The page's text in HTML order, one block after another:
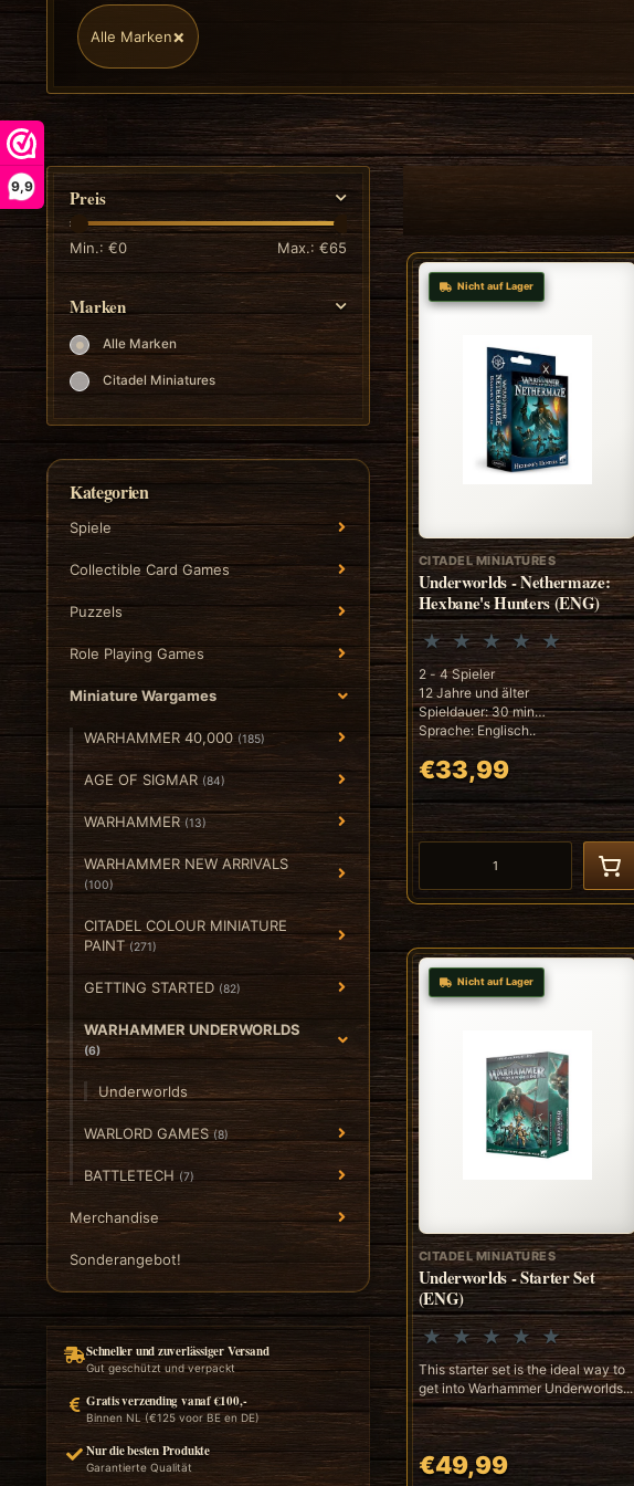
9,9
Alle Marken×
Preis
Min.: €0 Max.: €65
Marken
Alle Marken
Citadel Miniatures
Kategorien
Spiele
Collectible Card Games
Puzzels
Role Playing Games
Miniature Wargames
WARHAMMER 40,000(185)
AGE OF SIGMAR (84)
WARHAMMER (13)
WARHAMMER NEW ARRIVALS
(100)
CITADEL COLOUR MINIATURE
PAINT (271)
GETTING STARTED (82)
WARHAMMER UNDERWORLDS
(6)
Underworlds
WARLORD GAMES(8)
BATTLETECH (7)
Merchandise
Sonderangebot!
Schneller und zuverlässiger Versand
Gut geschützt und verpackt
Gratis verzending vanaf €100,-
Binnen NL (€125 voor BE en DE)
Nur die besten Produkte
Garantierte Qualität
Nicht auf Lager
CITADEL MINIATURES
Underworlds - Nethermaze:
Hexbane's Hunters (ENG)
2 - 4 Spieler
12 Jahre und älter
Spieldauer: 30 min
Sprache: Englisch..
€33,99
Nicht auf Lager
CITADEL MINIATURES
Underworlds - Starter Set
(ENG)
This starter set is the ideal way to
get into Warhammer Underworlds...
€49,99